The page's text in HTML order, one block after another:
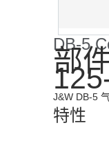
DB-5
部
J&W DB-5
特性